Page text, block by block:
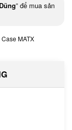
” để mua sản
Case MATX